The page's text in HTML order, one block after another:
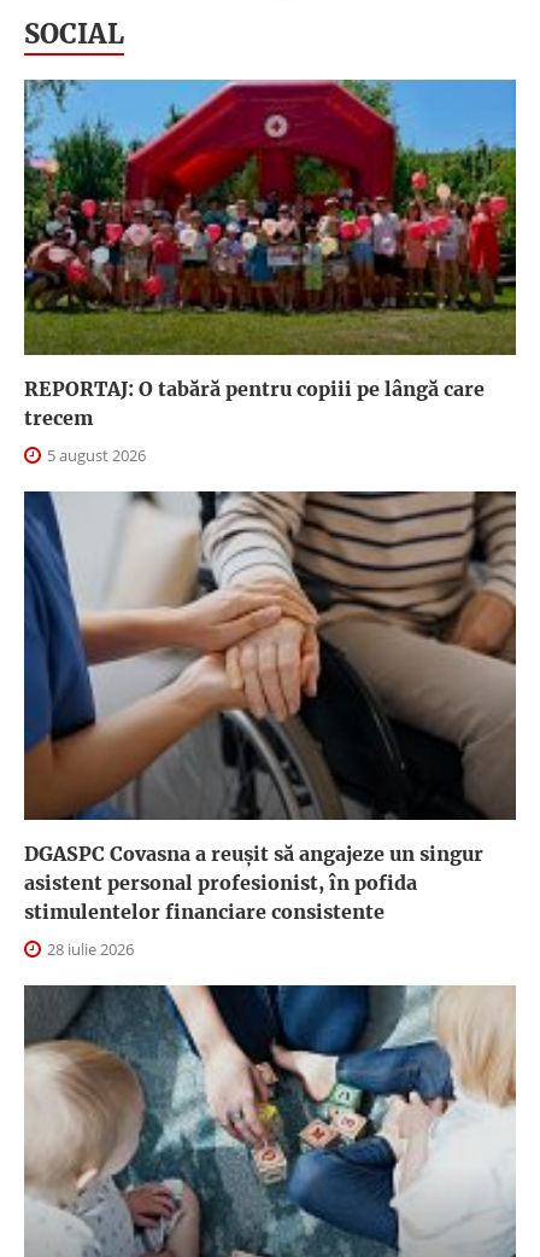
SOCIAL
REPORTAJ: O tabără pentru copiii pe lângă care
trecem
5 august 2026
DGASPC Covasna a reuşit să angajeze un singur
asistent personal profesionist, în pofida
stimulentelor financiare consistente
28 iulie 2026